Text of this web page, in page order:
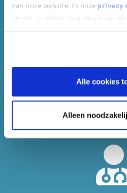
van onze website. In onze privacy
"alle cookies toestaan"? Zo
noodzakelijke cookies".
Alle cookies
Alleen
De grootste